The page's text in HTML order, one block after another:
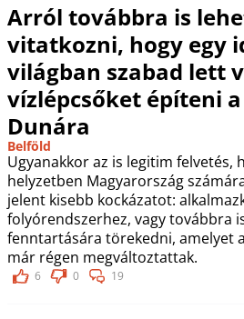
Arról továbbra is
vitatkozni, hogy egy
világban szabad lett
vízlépcsőket építeni a
Dunára
Belföld
Ugyanakkor az is legitim felvetés,
helyzetben Magyarország
jelent kisebb kockázatot:
folyórendszerhez, vagy továbbra
fenntartására törekedni, amelyet
már régen megváltoztattak.
6 0 19